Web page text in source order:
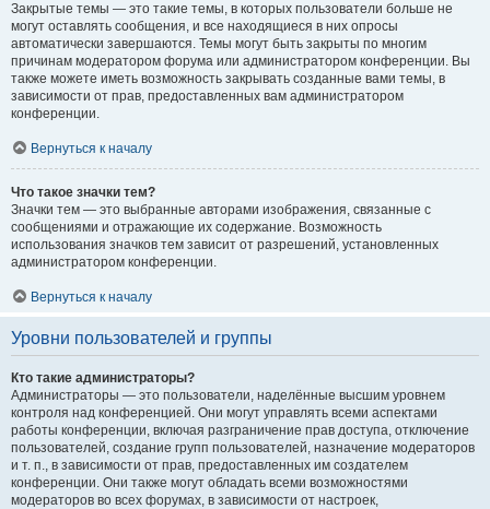
Закрытые темы — это такие темы, в которых пользователи больше не
могут оставлять сообщения, и все находящиеся в них опросы
автоматически завершаются. Темы могут быть закрыты по многим
причинам модератором форума или администратором конференции. Вы
также можете иметь возможность закрывать созданные вами темы, в
зависимости от прав, предоставленных вам администратором
конференции.
Вернуться к началу
Что такое значки тем?
Значки тем — это выбранные авторами изображения, связанные с
сообщениями и отражающие их содержание. Возможность
использования значков тем зависит от разрешений, установленных
администратором конференции.
Вернуться к началу
Уровни пользователей и группы
Кто такие администраторы?
Администраторы — это пользователи, наделённые высшим уровнем
контроля над конференцией. Они могут управлять всеми аспектами
работы конференции, включая разграничение прав доступа, отключение
пользователей, создание групп пользователей, назначение модераторов
и т. п., в зависимости от прав, предоставленных им создателем
конференции. Они также могут обладать всеми возможностями
модераторов во всех форумах, в зависимости от настроек,